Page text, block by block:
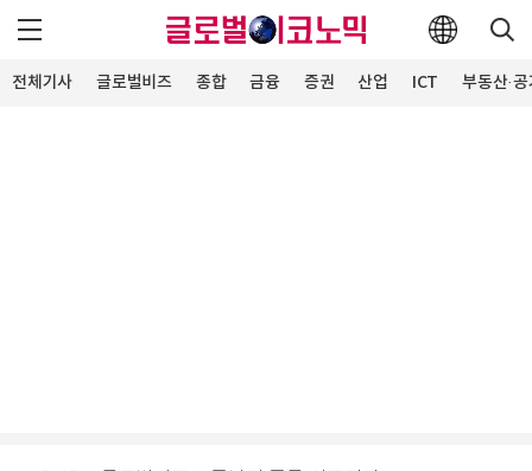
전체기사 글로벌비즈 종합 금융 증권 산업 ICT 부동산·